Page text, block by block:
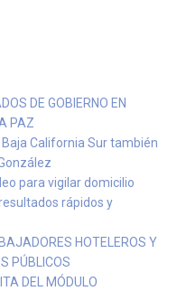
DE GOBIERNO EN
PAZ
California Sur también
para vigilar domicilio
rápidos y
HOTELEROS Y
PÚBLICOS
DEL MÓDULO